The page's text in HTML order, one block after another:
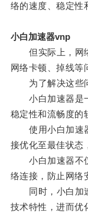
络的速度、稳定性
小白加速器vnp
但实际上，网络
网络卡顿、掉线等
为了解决这些问
小白加速器是一
稳定性和流畅度的
使用小白加速器
接优化至最佳状态
小白加速器不仅
络连接，防止网络
同时，小白加速
技术特性，进而优